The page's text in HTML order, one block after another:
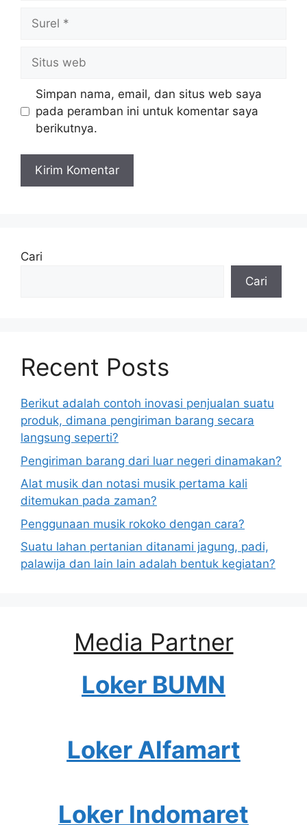
web
Simpan nama, email, dan situs web saya
pada peramban ini untuk komentar saya
berikutnya.
Cari
Cari
Recent Posts
Berikut adalah contoh inovasi penjualan suatu
produk, dimana pengiriman barang secara
langsung seperti?
Pengiriman barang dari luar negeri dinamakan?
Alat musik dan notasi musik pertama kali
ditemukan pada zaman?
Penggunaan musik rokoko dengan cara?
Suatu lahan pertanian ditanami jagung, padi,
palawija dan lain lain adalah bentuk kegiatan?
Media Partner
Loker BUMN
Loker Alfamart
Loker Indomaret